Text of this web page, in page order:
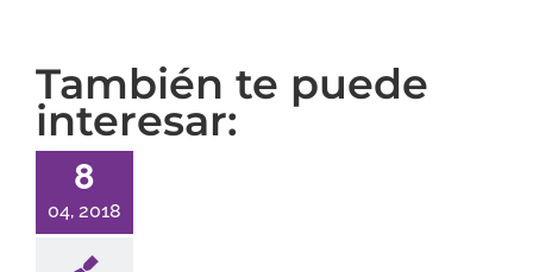
También te puede
interesar:
8
04, 2018